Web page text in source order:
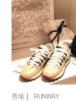
秀場 ｜ RUNWAY